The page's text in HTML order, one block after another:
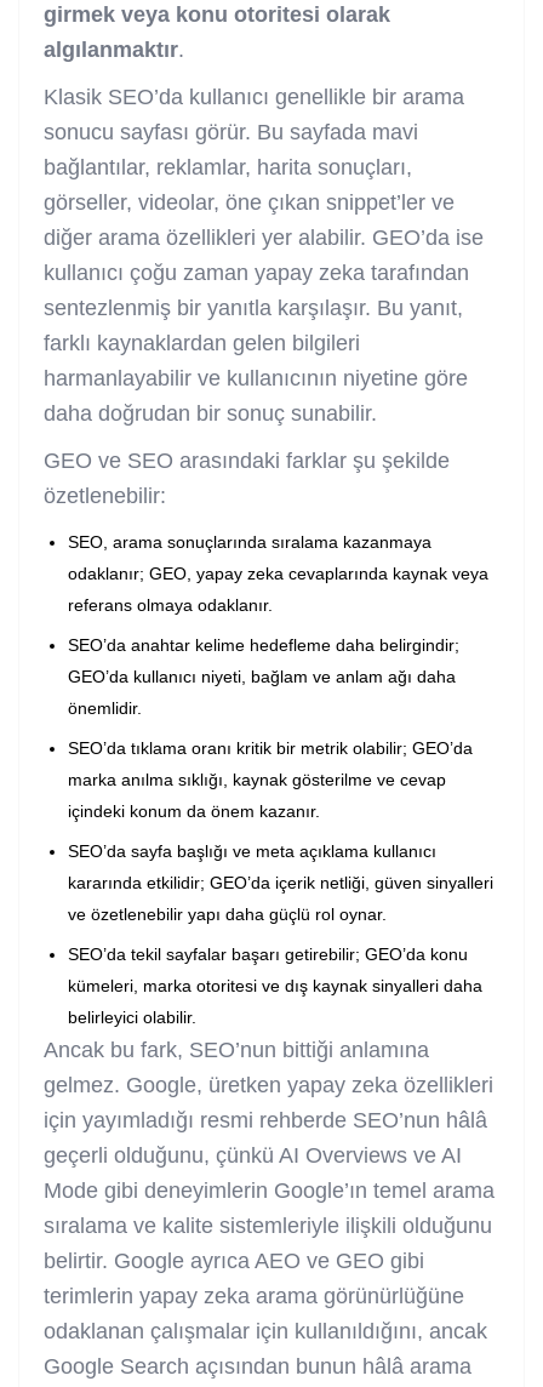
girmek veya konu otoritesi olarak
algılanmaktır.
Klasik SEO’da kullanıcı genellikle bir arama
sonucu sayfası görür. Bu sayfada mavi
bağlantılar, reklamlar, harita sonuçları,
görseller, videolar, öne çıkan snippet’ler ve
diğer arama özellikleri yer alabilir. GEO’da ise
kullanıcı çoğu zaman yapay zeka tarafından
sentezlenmiş bir yanıtla karşılaşır. Bu yanıt,
farklı kaynaklardan gelen bilgileri
harmanlayabilir ve kullanıcının niyetine göre
daha doğrudan bir sonuç sunabilir.
GEO ve SEO arasındaki farklar şu şekilde
özetlenebilir:
SEO, arama sonuçlarında sıralama kazanmaya
odaklanır; GEO, yapay zeka cevaplarında kaynak veya
referans olmaya odaklanır.
SEO’da anahtar kelime hedefleme daha belirgindir;
GEO’da kullanıcı niyeti, bağlam ve anlam ağı daha
önemlidir.
SEO’da tıklama oranı kritik bir metrik olabilir; GEO’da
marka anılma sıklığı, kaynak gösterilme ve cevap
içindeki konum da önem kazanır.
SEO’da sayfa başlığı ve meta açıklama kullanıcı
kararında etkilidir; GEO’da içerik netliği, güven sinyalleri
ve özetlenebilir yapı daha güçlü rol oynar.
SEO’da tekil sayfalar başarı getirebilir; GEO’da konu
kümeleri, marka otoritesi ve dış kaynak sinyalleri daha
belirleyici olabilir.
Ancak bu fark, SEO’nun bittiği anlamına
gelmez. Google, üretken yapay zeka özellikleri
için yayımladığı resmi rehberde SEO’nun hâlâ
geçerli olduğunu, çünkü AI Overviews ve AI
Mode gibi deneyimlerin Google’ın temel arama
sıralama ve kalite sistemleriyle ilişkili olduğunu
belirtir. Google ayrıca AEO ve GEO gibi
terimlerin yapay zeka arama görünürlüğüne
odaklanan çalışmalar için kullanıldığını, ancak
Google Search açısından bunun hâlâ arama